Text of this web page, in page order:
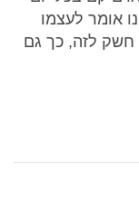
אומר לעצמו
חשק לזה, כך גם